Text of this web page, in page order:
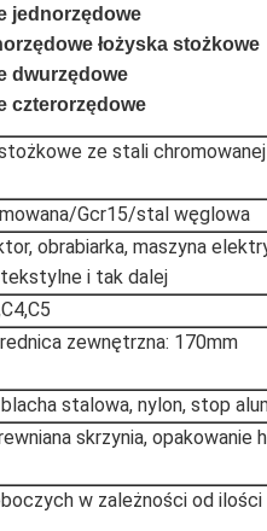
jednorzędowe
łożyska stożkowe
dwurzędowe
czterorzędowe
ze stali
Gcr15/stal węglowa
obrabiarka, maszyna
i tak dalej
zewnętrzna: 170mm
stalowa, nylon, stop
skrzynia,
w zależności od ilości